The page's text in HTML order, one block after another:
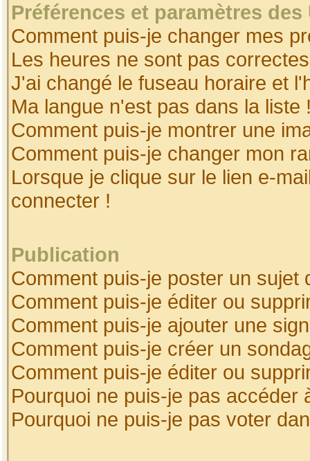
Préférences et paramètres
Comment puis-je changer mes
Les heures ne sont pas
J'ai changé le fuseau horaire et
Ma langue n'est pas dans la liste
Comment puis-je montrer une
Comment puis-je changer mon
Lorsque je clique sur le lien e-
connecter !
Publication
Comment puis-je poster un sujet
Comment puis-je éditer ou
Comment puis-je ajouter une
Comment puis-je créer un
Comment puis-je éditer ou
Pourquoi ne puis-je pas accéder
Pourquoi ne puis-je pas voter